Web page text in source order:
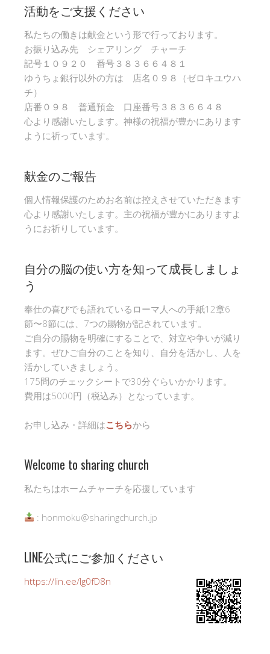
活動をご支援ください
私たちの働きは献金という形で行っております。
お振り込み先 シェアリング チャーチ
記号１０９２０ 番号３８３６６４８１
ゆうちょ銀行以外の方は 店名０９８（ゼロキユウハ
チ）
店番０９８ 普通預金 口座番号３８３６６４８
心より感謝いたします。神様の祝福が豊かにあります
ように祈っています。
献金のご報告
個人情報保護のためお名前は控えさせていただきます
心より感謝いたします。主の祝福が豊かにありますよ
うにお祈りしています。
自分の脳の使い方を知って成長しましょ
う
奉仕の喜びでも語れているローマ人への手紙12章6
節〜8節には、7つの賜物が記されています。
ご自分の賜物を明確にすることで、対立や争いが減り
ます。ぜひご自分のことを知り、自分を活かし、人を
活かしていきましょう。
175問のチェックシートで30分ぐらいかかります。
費用は5000円（税込み）となっています。
お申し込み・詳細はこちらから
Welcome to sharing church
私たちはホームチャーチを応援しています
: honmoku@sharingchurch.jp
LINE公式にご参加ください
https://lin.ee/Ig0fD8n